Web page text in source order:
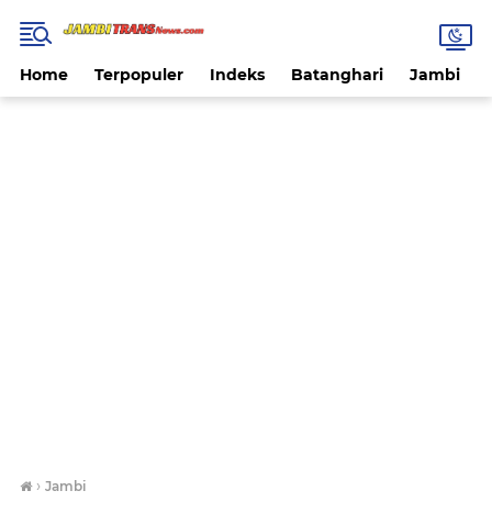
Home Terpopuler Indeks Batanghari Jambi
› Jambi